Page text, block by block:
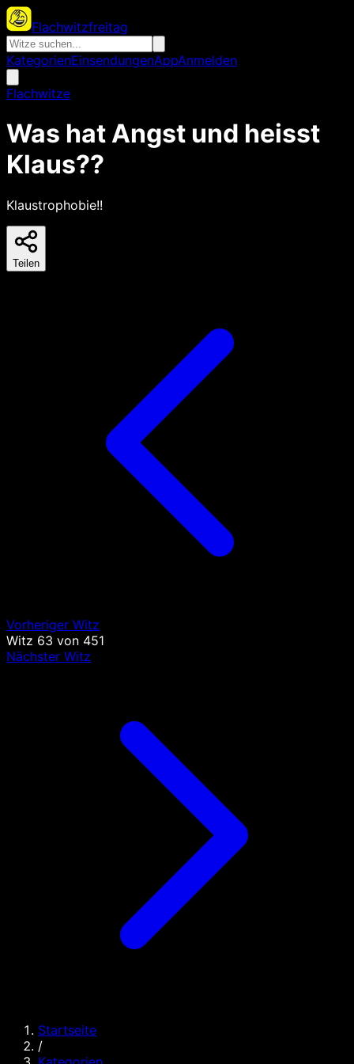
Flachwitzfreitag
KategorienEinsendungenAppAnmelden
Flachwitze
Was hat Angst und heisst
Klaus??
Klaustrophobie!!
Teilen
Vorheriger Witz
Witz 63 von 451
Nächster Witz
Startseite
/